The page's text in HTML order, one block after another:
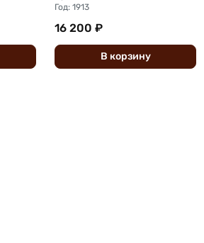
Год: 1913
16 200 ₽
В корзину